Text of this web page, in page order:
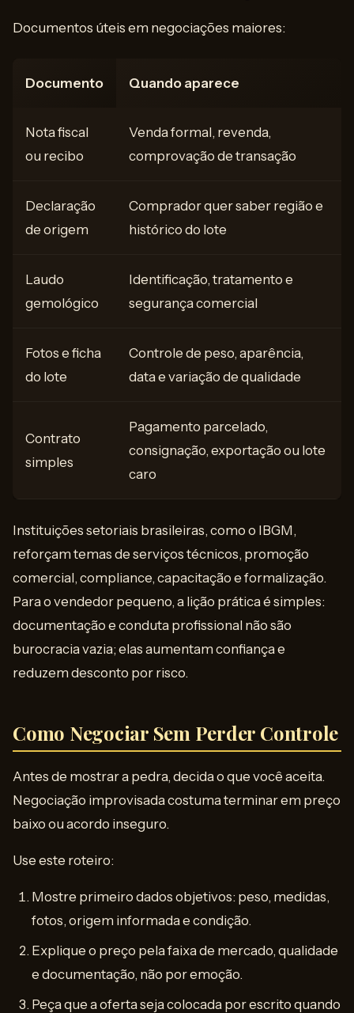
Documentos úteis em negociações maiores:
Documento Quando aparece
Nota fiscal
ou recibo
Venda formal, revenda,
comprovação de transação
Declaração
de origem
Comprador quer saber região e
histórico do lote
Laudo
gemológico
Identificação, tratamento e
segurança comercial
Fotos e ficha
do lote
Controle de peso, aparência,
data e variação de qualidade
Contrato
simples
Pagamento parcelado,
consignação, exportação ou lote
caro
Instituições setoriais brasileiras, como o IBGM,
reforçam temas de serviços técnicos, promoção
comercial, compliance, capacitação e formalização.
Para o vendedor pequeno, a lição prática é simples:
documentação e conduta profissional não são
burocracia vazia; elas aumentam confiança e
reduzem desconto por risco.
Como Negociar Sem Perder Controle
Antes de mostrar a pedra, decida o que você aceita.
Negociação improvisada costuma terminar em preço
baixo ou acordo inseguro.
Use este roteiro:
Mostre primeiro dados objetivos: peso, medidas,
fotos, origem informada e condição.
Explique o preço pela faixa de mercado, qualidade
e documentação, não por emoção.
Peça que a oferta seja colocada por escrito quando